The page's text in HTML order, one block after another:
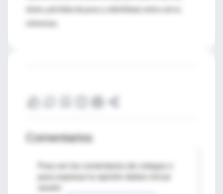
dolor, pérdida de peso y debilidad, entre otros
síntomas.
Comentarios
Para ver los comentarios de colegas o